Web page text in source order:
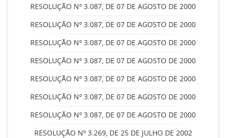
RESOLUÇÃO Nº 3.087, DE 07 DE AGOSTO DE 2000
RESOLUÇÃO Nº 3.087, DE 07 DE AGOSTO DE 2000
RESOLUÇÃO Nº 3.087, DE 07 DE AGOSTO DE 2000
RESOLUÇÃO Nº 3.087, DE 07 DE AGOSTO DE 2000
RESOLUÇÃO Nº 3.087, DE 07 DE AGOSTO DE 2000
RESOLUÇÃO Nº 3.087, DE 07 DE AGOSTO DE 2000
RESOLUÇÃO Nº 3.087, DE 07 DE AGOSTO DE 2000
RESOLUÇÃO Nº 3.269, DE 25 DE JULHO DE 2002